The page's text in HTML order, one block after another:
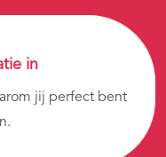
in
jij perfect bent